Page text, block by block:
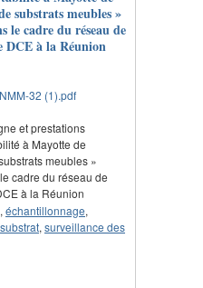
substrats meubles »
le cadre du réseau de
DCE à la Réunion
et prestations
à Mayotte de
meubles »
cadre du réseau de
à la Réunion
, échantillonnage,
substrat, surveillance des